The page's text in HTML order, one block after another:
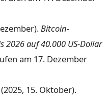
Bitcoin-
2026 auf 40.000 US-Dollar
am 17. Dezember
15. Oktober).